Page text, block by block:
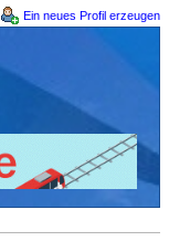
Ein neues Profil erzeugen